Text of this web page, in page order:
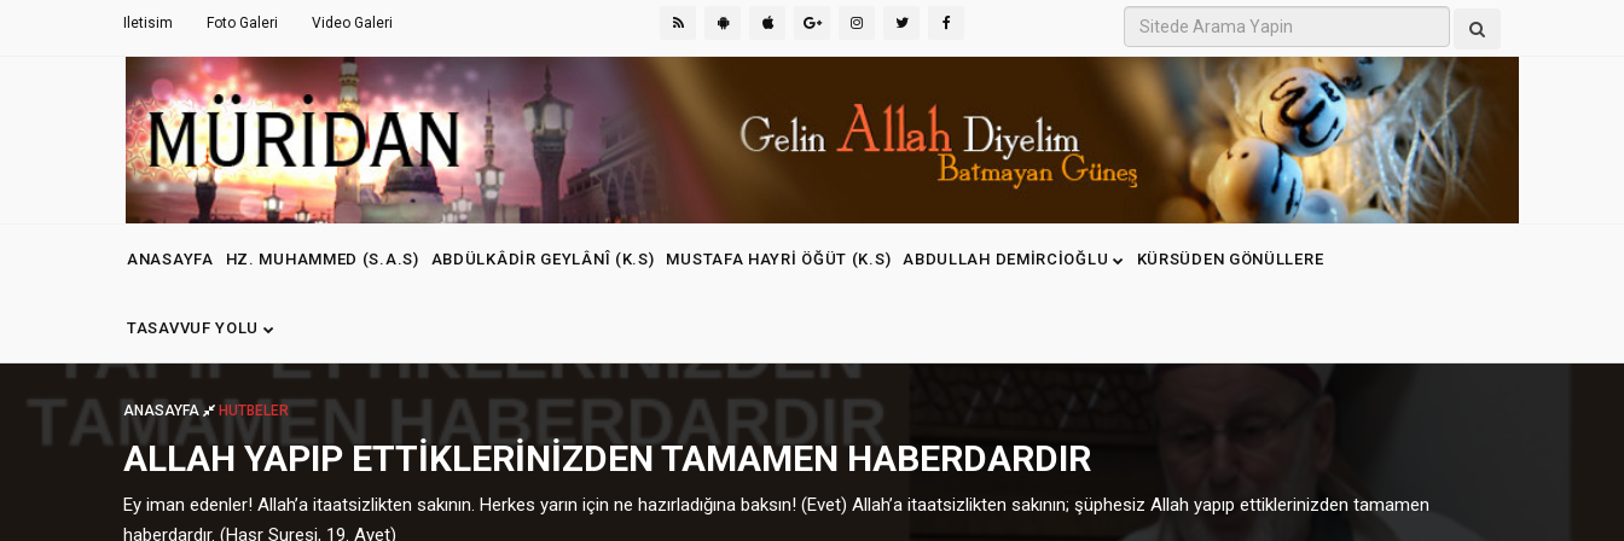
Iletisim Foto Galeri Video Galeri
ANASAYFA HZ. MUHAMMED (S.A.S) ABDÜLKÂDIR GEYLÂNÎ (K.S) MUSTAFA HAYRI ÖĞÜT (K.S) ABDULLAH DEMIRCIOĞLU KÜRSÜDEN GÖNÜLLERE
TASAVVUF YOLU
ANASAYFA HUTBELER
ALLAH YAPIP ETTIKLERINIZDEN TAMAMEN HABERDARDIR
Ey iman edenler! Allah’a itaatsizlikten sakının. Herkes yarın için ne hazırladığına baksın! (Evet) Allah’a itaatsizlikten sakının; şüphesiz Allah yapıp ettiklerinizden tamamen
haberdardır. (Haşr Suresi, 19. Ayet)